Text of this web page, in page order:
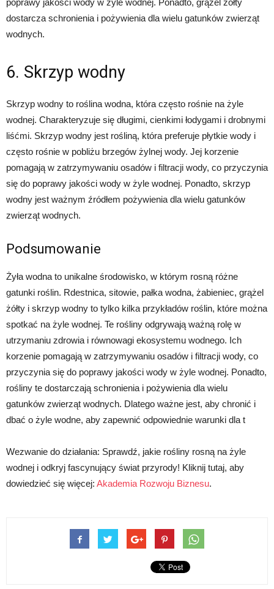
poprawy jakości wody w żyle wodnej. Ponadto, grążel żółty
dostarcza schronienia i pożywienia dla wielu gatunków zwierząt
wodnych.
6. Skrzyp wodny
Skrzyp wodny to roślina wodna, która często rośnie na żyle
wodnej. Charakteryzuje się długimi, cienkimi łodygami i drobnymi
liśćmi. Skrzyp wodny jest rośliną, która preferuje płytkie wody i
często rośnie w pobliżu brzegów żylnej wody. Jej korzenie
pomagają w zatrzymywaniu osadów i filtracji wody, co przyczynia
się do poprawy jakości wody w żyle wodnej. Ponadto, skrzyp
wodny jest ważnym źródłem pożywienia dla wielu gatunków
zwierząt wodnych.
Podsumowanie
Żyła wodna to unikalne środowisko, w którym rosną różne
gatunki roślin. Rdestnica, sitowie, pałka wodna, żabieniec, grążel
żółty i skrzyp wodny to tylko kilka przykładów roślin, które można
spotkać na żyle wodnej. Te rośliny odgrywają ważną rolę w
utrzymaniu zdrowia i równowagi ekosystemu wodnego. Ich
korzenie pomagają w zatrzymywaniu osadów i filtracji wody, co
przyczynia się do poprawy jakości wody w żyle wodnej. Ponadto,
rośliny te dostarczają schronienia i pożywienia dla wielu
gatunków zwierząt wodnych. Dlatego ważne jest, aby chronić i
dbać o żyle wodne, aby zapewnić odpowiednie warunki dla t
Wezwanie do działania: Sprawdź, jakie rośliny rosną na żyle
wodnej i odkryj fascynujący świat przyrody! Kliknij tutaj, aby
dowiedzieć się więcej: Akademia Rozwoju Biznesu.